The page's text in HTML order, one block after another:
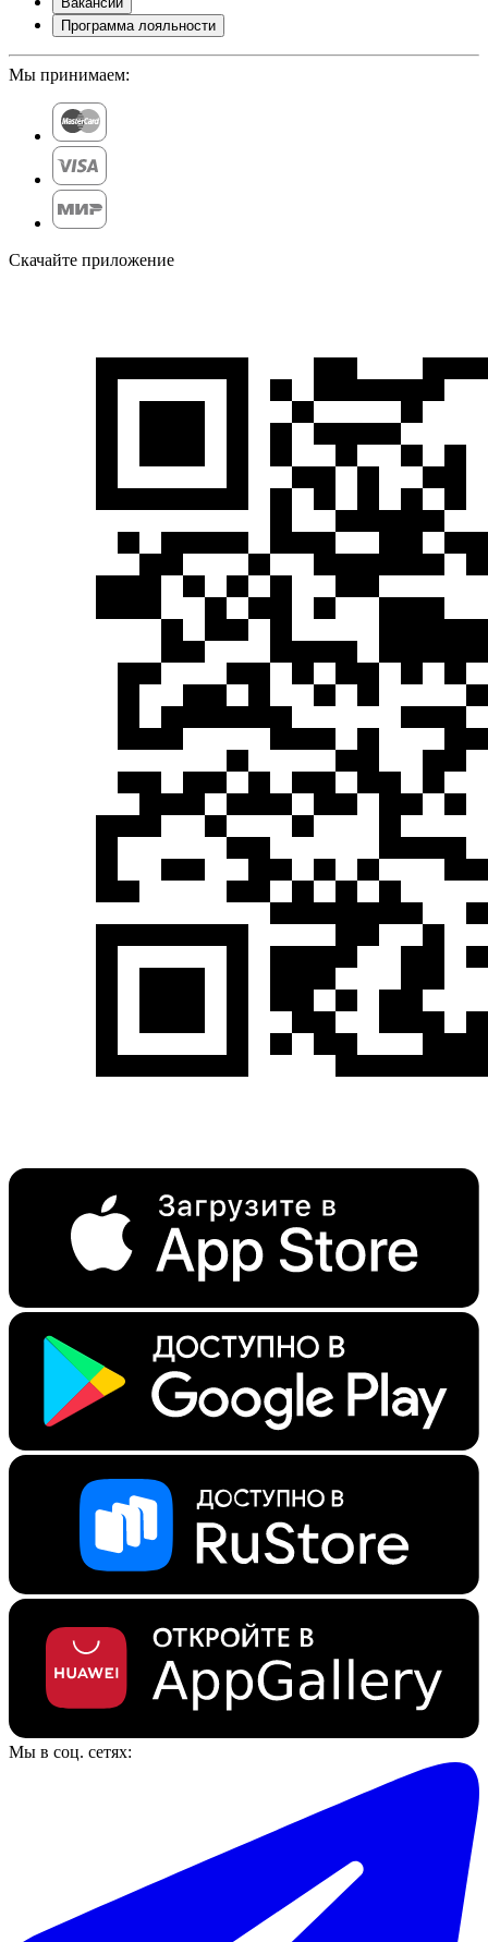
Программа лояльности
Мы принимаем:
Скачайте приложение
Мы в соц. сетях: